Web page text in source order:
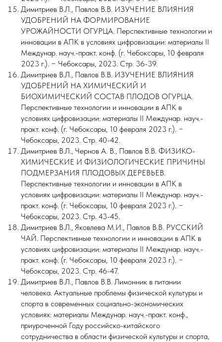
Димитриев В.Л., Павлов В.В. ИЗУЧЕНИЕ ВЛИЯНИЯ
УДОБРЕНИЙ НА ФОРМИРОВАНИЕ
УРОЖАЙНОСТИ ОГУРЦА. Перспективные технологии и
инновации в АПК в условиях цифровизации: материалы II
Междунар. науч.-практ. конф. (г. Чебоксары, 10 февраля
2023 г.). − Чебоксары, 2023. Стр. 36-39.
Димитриев В.Л., Павлов В.В. ИЗУЧЕНИЕ ВЛИЯНИЯ
УДОБРЕНИЙ НА ХИМИЧЕСКИЙ И
БИОХИМИЧЕСКИЙ СОСТАВ ПЛОДОВ ОГУРЦА.
Перспективные технологии и инновации в АПК в
условиях цифровизации: материалы II Междунар. науч.-
практ. конф. (г. Чебоксары, 10 февраля 2023 г.). −
Чебоксары, 2023. Стр. 40-42.
Димитриев В.Л., Чернов А. В., Павлов В.В. ФИЗИКО-
ХИМИЧЕСКИЕ И ФИЗИОЛОГИЧЕСКИЕ ПРИЧИНЫ
ПОДМЕРЗАНИЯ ПЛОДОВЫХ ДЕРЕВЬЕВ.
Перспективные технологии и инновации в АПК в
условиях цифровизации: материалы II Междунар. науч.-
практ. конф. (г. Чебоксары, 10 февраля 2023 г.). −
Чебоксары, 2023. Стр. 43-45.
Димитриев В.Л., Яковлева М.И., Павлов В.В. РУССКИЙ
ЧАЙ. Перспективные технологии и инновации в АПК в
условиях цифровизации: материалы II Междунар. науч.-
практ. конф. (г. Чебоксары, 10 февраля 2023 г.). −
Чебоксары, 2023. Стр. 46-47.
Димитриев В.Л., Павлов В.В. Лимонник в питании
человека. Актуальные проблемы физической культуры и
спорта в современных социально-экономических
условиях: материалы Междунар. науч.-практ. конф.,
приуроченной Году российско-китайского
сотрудничества в области физической культуры и спорта,